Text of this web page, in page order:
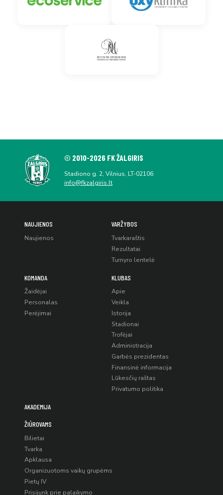
© 2010-2026 FK ŽALGIRIS
Stadiono g. 2, Vilnius, LT-02106
info@fkzalgiris.lt
NAUJIENOS
Naujienos
VARŽYBOS
Tvarkaraštis
Rezultatai
Turnyro lentelė
KOMANDA
Žaidėjai
Personalas
Perėjimai
KLUBAS
Apie
Veikla
Istorija
Stadionai
Trofėjai
Administracija
Garbės prezidentas
Finansinė informacija
Lūkesčių raštas
Privatumo politika
AKADEMIJA
ŽIŪROVAMS
Bilietai
Tvarka
Apklausa
Organizuotoms vaikų grupėms
Pietų IV
Prisijunk prie palaikymo